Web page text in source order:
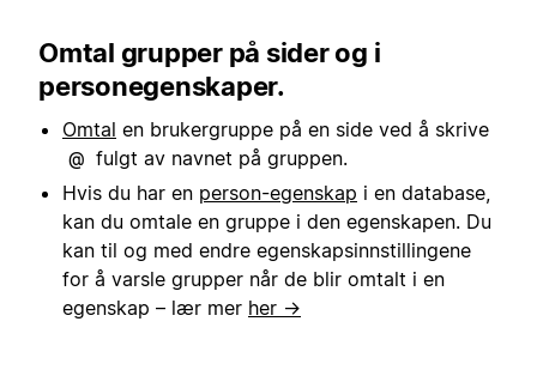
Omtal grupper på sider og i
personegenskaper.
Omtal en brukergruppe på en side ved å skrive
@ fulgt av navnet på gruppen.
Hvis du har en person-egenskap i en database,
kan du omtale en gruppe i den egenskapen. Du
kan til og med endre egenskapsinnstillingene
for å varsle grupper når de blir omtalt i en
egenskap – lær mer her →